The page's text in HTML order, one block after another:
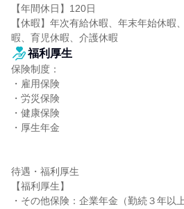
【年間休日】120日
【休暇】年次有給休暇、年末年始休暇
暇、育児休暇、介護休暇
福利厚生
保険制度：
・雇用保険
・労災保険
・健康保険
・厚生年金
待遇・福利厚生
【福利厚生】
・その他保険：企業年金（勤続３年以